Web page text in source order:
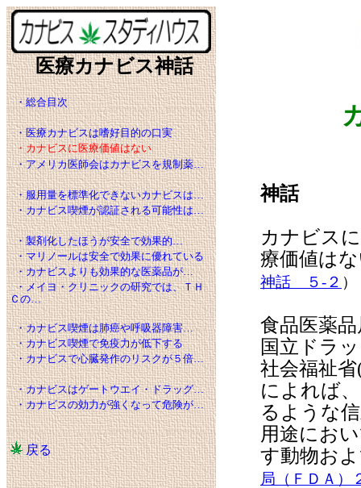
医療カナビス神話
・総合目次
・医療カナビスは嗜好目的の口実
・カナビスに医療価値はない
・アメリカ医師会はカナビスを規制薬…
・服用量を標準化できないカナビスは…
・カナビス喫煙が認証される可能性は…
・製剤化したほうが安全で効果的…
・マリノールは安全で効果に優れている
・カナビスよりも効果的な医薬品が…
・メイヨ・クリニックの研究では、ＴＨ
Ｃの…
・カナビス喫煙は肺癌や呼吸器障害…
・カナビス喫煙で免疫力が低下する
・カナビスで心臓発作のリスクが５倍…
・カナビスはゲートウエイ・ドラッグ…
・カナビスの効力が強くなって危険が…
戻る
神話
カナビス
療価値は
神話 ５-２ ）
食品医薬
国立ドラ
社会福祉
によれば
るような
用途にお
す動物お
局（ＦＤＡ）